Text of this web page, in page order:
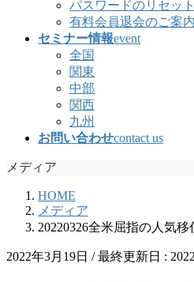
パスワードのリセット
有料会員退会のご案内
セミナー情報event
全国
関東
中部
関西
九州
お問い合わせcontact us
メディア
HOME
メディア
20220326全米屈指の人気
2022年3月19日 / 最終更新日 :